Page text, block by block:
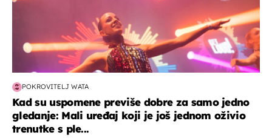
POKROVITELJ WATA
Kad su uspomene previše dobre za samo jedno
gledanje: Mali uređaj koji je još jednom oživio
trenutke s ple...